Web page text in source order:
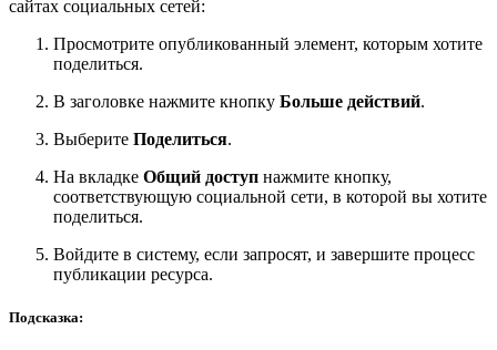
сайтах социальных сетей:
Просмотрите опубликованный элемент, которым хотите
поделиться.
В заголовке нажмите кнопку Больше действий.
Выберите Поделиться.
На вкладке Общий доступ нажмите кнопку,
соответствующую социальной сети, в которой вы хотите
поделиться.
Войдите в систему, если запросят, и завершите процесс
публикации ресурса.
Подсказка: